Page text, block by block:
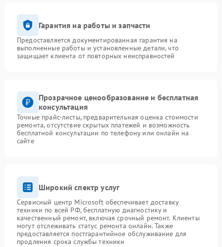
Гарантия на работы и запчасти
Предоставляется документированная гарантия на
выполненные работы и установленные детали, что
защищает клиента от повторных неисправностей
Прозрачное ценообразование и бесплатная
консультация
Точные прайс-листы, предварительная оценка стоимости
ремонта, отсутствие скрытых платежей и возможность
бесплатной консультации по телефону или онлайн на
сайте
Широкий спектр услуг
Сервисный центр Microsoft обеспечивает доставку
техники по всей РФ, бесплатную диагностику и
качественный ремонт, включая срочный ремонт. Клиенты
могут отслеживать статус ремонта онлайн. Также
предоставляется постгарантийное обслуживание для
продления срока службы техники